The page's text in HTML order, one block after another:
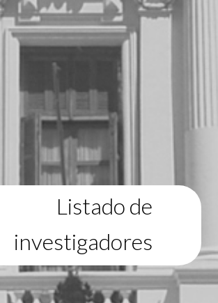
Listado de
investigadores